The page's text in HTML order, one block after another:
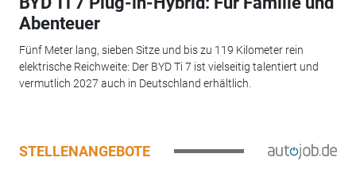
Abenteuer
Fünf Meter lang, sieben Sitze und bis zu 119 Kilometer rein
elektrische Reichweite: Der BYD Ti 7 ist vielseitig talentiert und
vermutlich 2027 auch in Deutschland erhältlich.
STELLENANGEBOTE